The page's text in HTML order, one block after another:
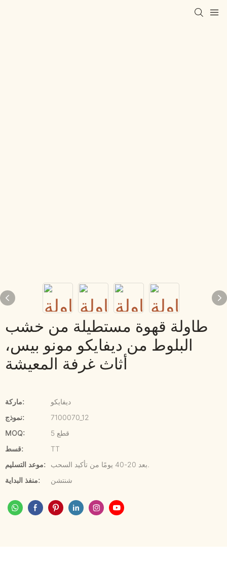
طاولة قهوة مستطيلة من خشب
البلوط من ديفايكو مونو بيس،
أثاث غرفة المعيشة
ماركة:
ديفايكو
نموذج:
7100070_12
MOQ:
5 قطع
قسط:
TT
موعد التسليم:
منفذ البداية:
شنتشن